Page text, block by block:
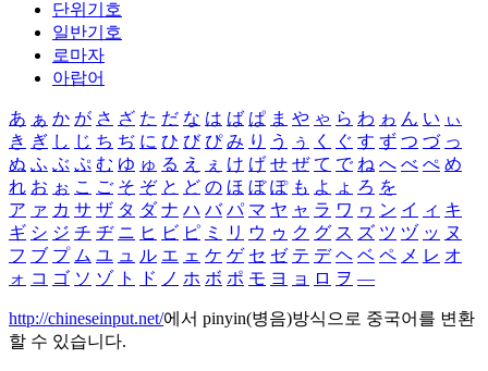
단위기호
일반기호
로마자
아랍어
あ ぁ か が さ ざ た だ な は ば ぱ ま や ゃ ら わ ゎ ん い ぃ
き ぎ し じ ち ぢ に ひ び ぴ み り う ぅ く ぐ す ず つ づ っ
ぬ ふ ぶ ぷ む ゆ ゅ る え ぇ け げ せ ぜ て で ね へ べ ぺ め
れ お ぉ こ ご そ ぞ と ど の ほ ぼ ぽ も よ ょ ろ を
ア ァ カ サ ザ タ ダ ナ ハ バ パ マ ヤ ャ ラ ワ ヮ ン イ ィ キ
ギ シ ジ チ ヂ ニ ヒ ビ ピ ミ リ ウ ゥ ク グ ス ズ ツ ヅ ッ ヌ
フ ブ プ ム ユ ュ ル エ ェ ケ ゲ セ ゼ テ デ ヘ ベ ペ メ レ オ
ォ コ ゴ ソ ゾ ト ド ノ ホ ボ ポ モ ヨ ョ ロ ヲ ―
http://chineseinput.net/에서 pinyin(병음)방식으로 중국어를 변환
할 수 있습니다.